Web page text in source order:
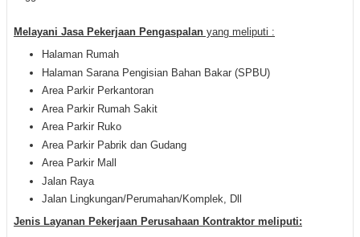
Melayani Jasa Pekerjaan Pengaspalan yang meliputi :
Halaman Rumah
Halaman Sarana Pengisian Bahan Bakar (SPBU)
Area Parkir Perkantoran
Area Parkir Rumah Sakit
Area Parkir Ruko
Area Parkir Pabrik dan Gudang
Area Parkir Mall
Jalan Raya
Jalan Lingkungan/Perumahan/Komplek, Dll
Jenis Layanan Pekerjaan Perusahaan Kontraktor meliputi: